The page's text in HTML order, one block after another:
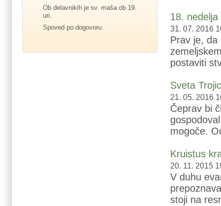
18.
31. 07. 2016
Prav je, da
postaviti
Sveta
21. 05. 2016
Čeprav bi
mogoče.
Kruistus
20. 11. 2015
V duhu
stoji na
Ob delavnikih je sv. maša ob 19.
uri.
Spoved po dogovoru.